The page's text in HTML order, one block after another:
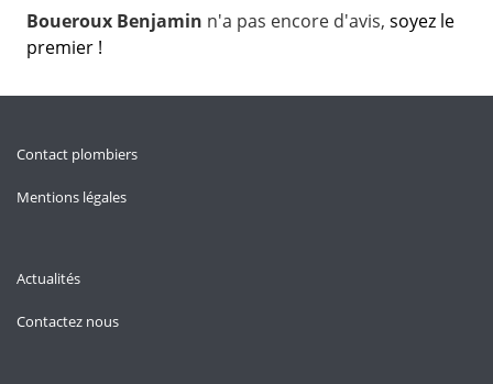
Boueroux Benjamin n'a pas encore d'avis, soyez le
premier !
Contact plombiers
Mentions légales
Actualités
Contactez nous